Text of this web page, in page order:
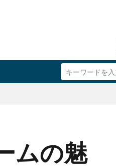
ムの魅